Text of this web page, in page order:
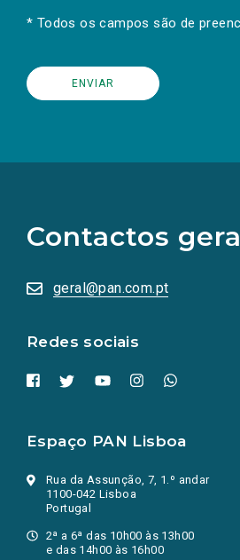
* Todos os campos são de
Contactos
geral@pan.com.pt
Redes sociais
redes
sociais
numa
nova
Espaço PAN Lisboa
Rua da Assunção, 7, 1.º andar
1100-042 Lisboa
Portugal
2ª a 6ª das 10h00 às 13h00
e das 14h00 às 16h00